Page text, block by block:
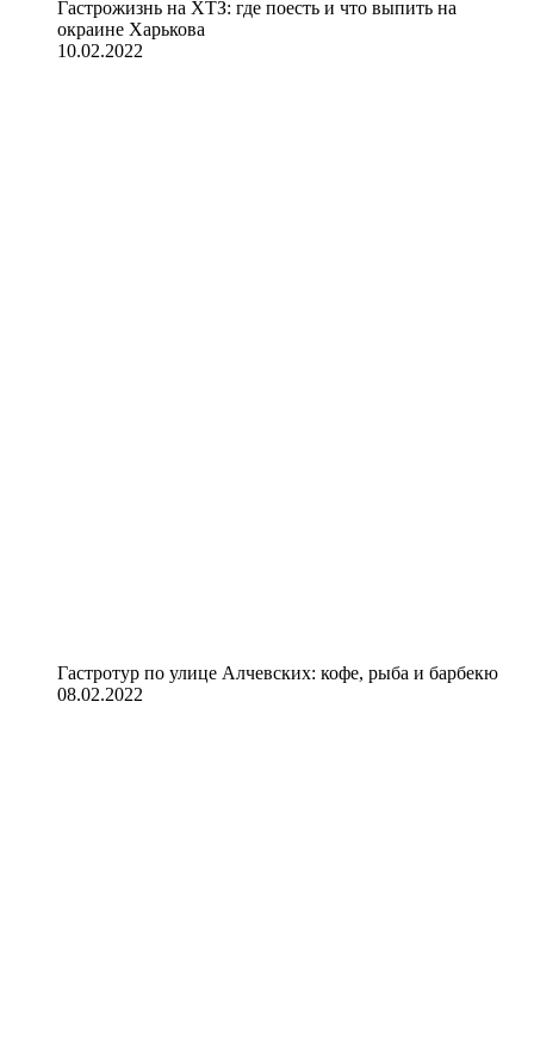
Гастрожизнь на ХТЗ: где поесть и что выпить на
окраине Харькова
10.02.2022
Гастротур по улице Алчевских: кофе, рыба и барбекю
08.02.2022